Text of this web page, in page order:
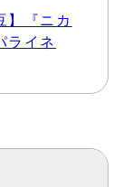
】『ニカ
ライネ